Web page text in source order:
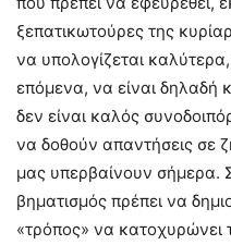
ξεπατικωτούρες της
να υπολογίζεται
επόμενα, να είναι δηλαδή
δεν είναι καλός
να δοθούν απαντήσεις σε
μας υπερβαίνουν σήμερα.
βηματισμός πρέπει να
«τρόπος» να κατοχυρώνει